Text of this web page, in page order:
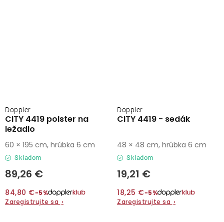
CITY 4419 polster na
ležadlo
Doppler
Skladom
89,26 €
84,80 €−5%
Zaregistrujte sa ›
60 × 195 cm, hrúbka 6 cm
CITY 4419 - sedák
Doppler
Skladom
19,21 €
18,25 €−5%
Zaregistrujte sa ›
48 × 48 cm, hrúbka 6 cm